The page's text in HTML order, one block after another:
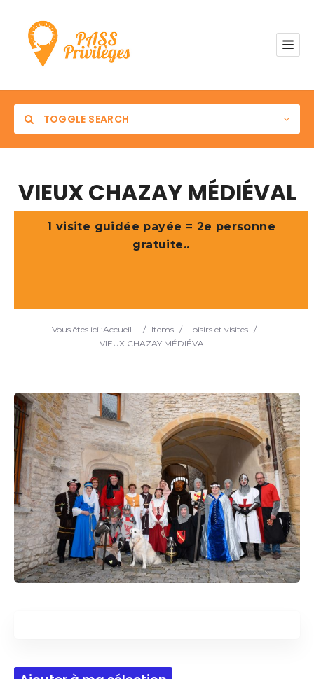
TOGGLE SEARCH
Catégorie
VIEUX CHAZAY MÉDIÉVAL
1 visite guidée payée = 2e personne
gratuite..
Vous êtes ici :Accueil / Items / Loisirs et visites /
VIEUX CHAZAY MÉDIÉVAL